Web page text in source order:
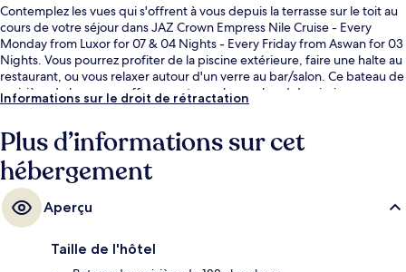
Contemplez les vues qui s'offrent à vous depuis la terrasse sur le toit au
cours de votre séjour dans JAZ Crown Empress Nile Cruise - Every
Monday from Luxor for 07 & 04 Nights - Every Friday from Aswan for 03
Nights. Vous pourrez profiter de la piscine extérieure, faire une halte au
restaurant, ou vous relaxer autour d'un verre au bar/salon. Ce bateau de
croisière de luxe vous offre en outre un bar en bord de piscine, un
sauna et une terrasse.
Informations sur le droit de rétractation
Plus d’informations sur cet
hébergement
Aperçu
Taille de l'hôtel